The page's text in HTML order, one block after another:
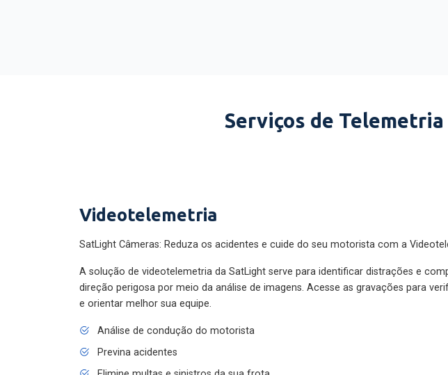
Serviços de
Videotelemetria
SatLight Câmeras: Reduza os acidentes e cuide do seu motorista com a
A solução de videotelemetria da SatLight serve para identificar distrações e
direção perigosa por meio da análise de imagens. Acesse as gravações para
e orientar melhor sua equipe.
Análise de condução do motorista
Previna acidentes
Elimine multas e sinistros da sua frota